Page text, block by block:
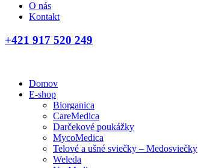
O nás
Kontakt
+421 917 520 249
Domov
E-shop
Biorganica
CareMedica
Darčekové poukážky
MycoMedica
Telové a ušné sviečky – Medosviečky
Weleda